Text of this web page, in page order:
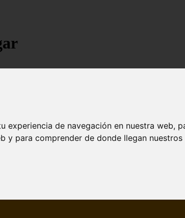
experiencia de navegación en nuestra web,
y para comprender de donde llegan